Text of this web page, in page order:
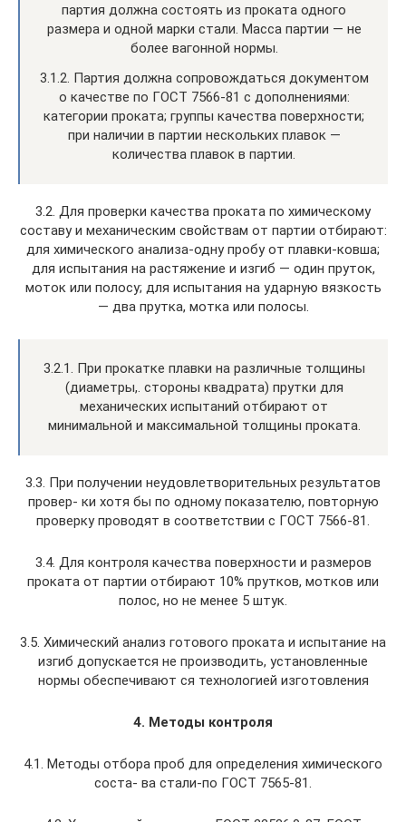
партия должна состоять из проката одного
размера и одной марки стали. Масса партии — не
более вагонной нормы.
3.1.2. Партия должна сопровождаться документом
о качестве по ГОСТ 7566-81 с дополнениями:
категории проката; группы качества поверхности;
при наличии в партии нескольких плавок —
количества плавок в партии.
3.2. Для проверки качества проката по химическому
составу и механическим свойствам от партии отбирают:
для химического анализа-одну пробу от плавки-ковша;
для испытания на растяжение и изгиб — один пруток,
моток или полосу; для испытания на ударную вязкость
— два прутка, мотка или полосы.
3.2.1. При прокатке плавки на различные толщины
(диаметры,. стороны квадрата) прутки для
механических испытаний отбирают от
минимальной и максимальной толщины проката.
3.3. При получении неудовлетворительных результатов
провер- ки хотя бы по одному показателю, повторную
проверку проводят в соответствии с ГОСТ 7566-81.
3.4. Для контроля качества поверхности и размеров
проката от партии отбирают 10% прутков, мотков или
полос, но не менее 5 штук.
3.5. Химический анализ готового проката и испытание на
изгиб допускается не производить, установленные
нормы обеспечивают ся технологией изготовления
4. Методы контроля
4.1. Методы отбора проб для определения химического
соста- ва стали-по ГОСТ 7565-81.